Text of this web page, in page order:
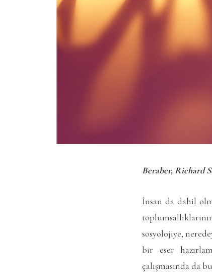
Beraber, Richard
İnsan da dahil
sosyolojiye,
bir eser
çalışmasında da